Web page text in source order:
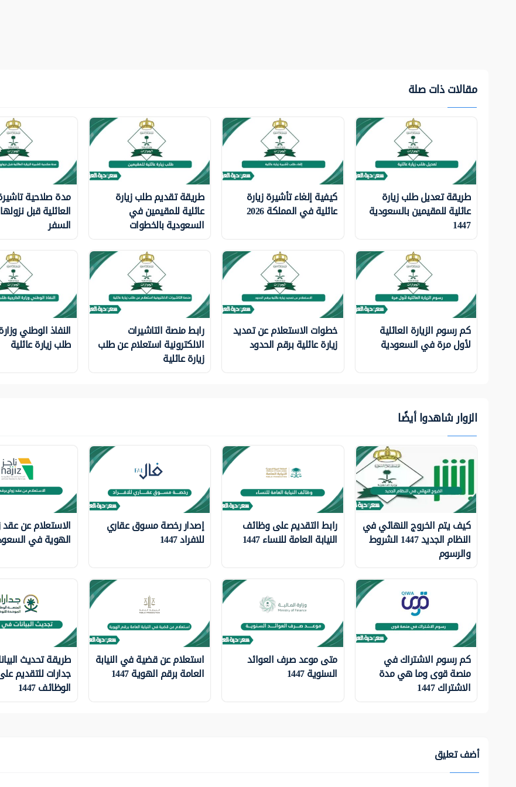
مقالات ذات صلة
طريقة تعديل طلب زيارة
عائلية للمقيمين بالسعودية
1447
كيفية إلغاء تأشيرة زيارة
عائلية في المملكة 2026
طريقة تقديم طلب زيارة
عائلية للمقيمين في
السعودية بالخطوات
مدة صلاحية
العائلية قبل
السفر
كم رسوم الزيارة العائلية
لأول مرة في السعودية
خطوات الاستعلام عن تمديد
زيارة عائلية برقم الحدود
رابط منصة التاشيرات
الالكترونية استعلام عن طلب
زيارة عائلية
النفاذ الوطني
طلب زيارة عائلية
الزوار شاهدوا أيضًا
كيف يتم الخروج النهائي في
النظام الجديد 1447 الشروط
والرسوم
رابط التقديم على وظائف
النيابة العامة للنساء 1447
إصدار رخصة مسوق عقاري
للافراد 1447
الاستعلام عن عقد
الهوية في
كم رسوم الاشتراك في
منصة قوى وما هي مدة
الاشتراك 1447
متى موعد صرف العوائد
السنوية 1447
استعلام عن قضية في النيابة
العامة برقم الهوية 1447
طريقة تحديث
جدارات للتقديم
الوظائف 1447
أضف تعليق